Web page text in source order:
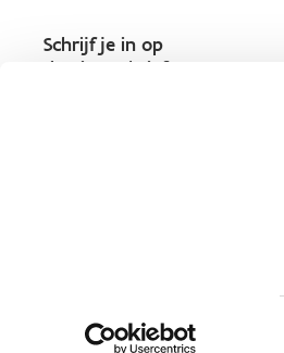
Schrijf je in op
de nieuwsbrief
uitgegeven
PRIVACYBELEID